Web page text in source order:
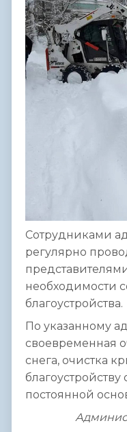
Сотрудниками
регулярно
необходимости
благоустройства.
По указанному
своевременная
снега, очистка
постоянной